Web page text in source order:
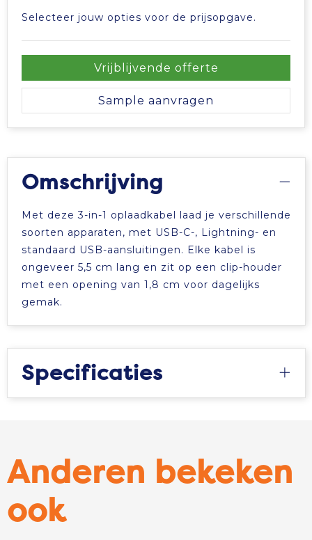
Selecteer jouw opties voor de prijsopgave.
Vrijblijvende offerte
Sample aanvragen
Omschrijving
Met deze 3-in-1 oplaadkabel laad je verschillende
soorten apparaten, met USB-C-, Lightning- en
standaard USB-aansluitingen. Elke kabel is
ongeveer 5,5 cm lang en zit op een clip-houder
met een opening van 1,8 cm voor dagelijks
gemak.
Specificaties
Anderen bekeken
ook